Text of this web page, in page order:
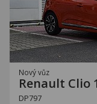
Nový vůz
Renault Clio
DP797